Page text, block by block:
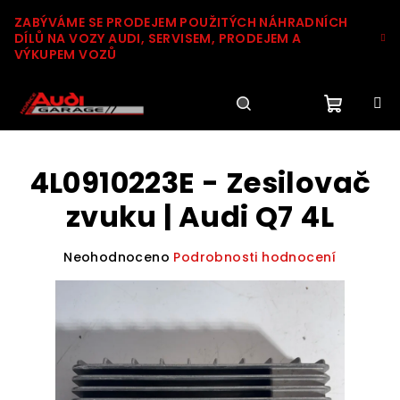
na
obsah
ZABÝVÁME SE PRODEJEM POUŽITÝCH NÁHRADNÍCH
DÍLŮ NA VOZY AUDI, SERVISEM, PRODEJEM A
VÝKUPEM VOZŮ
HledatPřihlášení
košík
4L0910223E - Zesilovač
zvuku | Audi Q7 4L
Průměrné
0,0
hvězdiček.
Neohodnoceno Podrobnosti hodnocení